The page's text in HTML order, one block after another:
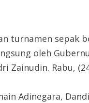
turnamen sepak
oleh
Zainudin. Rabu,
Adinegara,